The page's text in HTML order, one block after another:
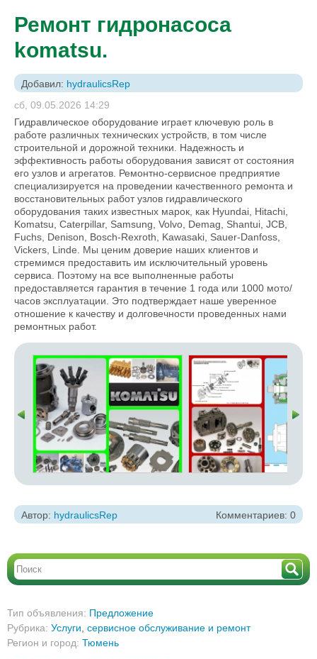
Ремонт гидронасоса
komatsu.
Добавил: hydraulicsRep
сб, 09.05.2026 14:29
Гидравлическое оборудование играет ключевую роль в
работе различных технических устройств, в том числе
строительной и дорожной техники. Надежность и
эффективность работы оборудования зависят от состояния
его узлов и агрегатов. Ремонтно-сервисное предприятие
специализируется на проведении качественного ремонта и
восстановительных работ узлов гидравлического
оборудования таких известных марок, как Hyundai, Hitachi,
Komatsu, Caterpillar, Samsung, Volvo, Demag, Shantui, JCB,
Fuchs, Denison, Bosch-Rexroth, Kawasaki, Sauer-Danfoss,
Vickers, Linde. Мы ценим доверие наших клиентов и
стремимся предоставить им исключительный уровень
сервиса. Поэтому на все выполненные работы
предоставляется гарантия в течение 1 года или 1000 мото/
часов эксплуатации. Это подтверждает наше уверенное
отношение к качеству и долговечности проведенных нами
ремонтных работ.
Автор: hydraulicsRep Комментариев: 0
Тип объявления: Предложение
Рубрика: Услуги сервисное обслуживание и ремонт
Регион и город: Тюмень